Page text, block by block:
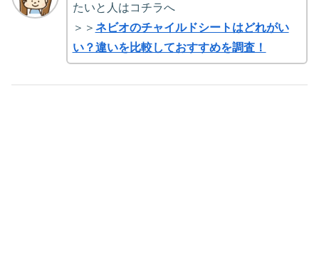
たいと人はコチラへ
＞＞ ネビオのチャイルドシートはどれがい
い？違いを比較しておすすめを調査！